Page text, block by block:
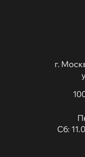
г.
Сб: